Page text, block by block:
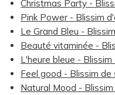
Christmas Party -
Pink Power - Blissim
Le Grand Bleu -
Beauté vitaminée -
L'heure bleue -
Feel good - Blissim
Natural Mood -